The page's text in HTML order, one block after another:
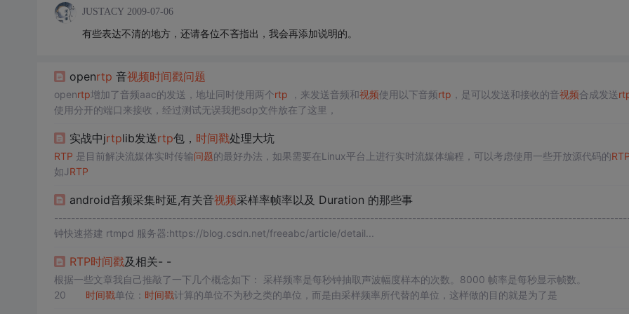
JUSTACY 2009-07-06
有些表达不清的地方，还请各位不吝指出，我会再添加说明的。
openrtp 音视频时间戳问题
openrtp增加了音频aac的发送，地址同时使用两个rtp ，来发送音频和视频使用以下音频rtp ，是可以发送和接收的音视频合成发送
使用分开的端口来接收，经过测试无误我把sdp文件放在了这里，
实战中jrtplib发送rtp包， 时间戳处理大坑
RTP 是目前解决流媒体实时传输问题的最好办法，如果需要在Linux平台上进行实时流媒体编程，可以考虑使用一些开放源代码的RTP
如JRTP
android音频采集时延,有关音视频采样率帧率以及 Duration 的那些事
-----------------------------------------------------------------------------------------------------------------------------------------
钟快速搭建 rtmpd 服务器:https://blog.csdn.net/freeabc/article/detail...
RTP时间戳及相关- -
根据一些文章我自己推敲了一下几个概念如下： 采样频率是每秒钟抽取声波幅度样本的次数。8000 帧率是每秒显示帧
20 时间戳单位： 时间戳计算的单位不为秒之类的单位，而是由采样频率所代替的单位，这样做的目的就是为了是